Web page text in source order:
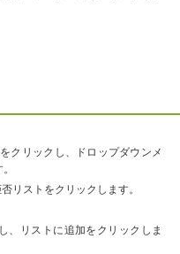
クリックし、ドロップダウンメ
リストをクリックします。
、リストに追加をクリックしま